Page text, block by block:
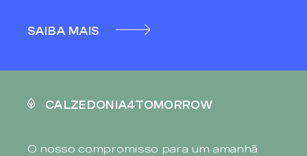
SAIBA MAIS
CALZEDONIA4TOMORROW
O nosso compromisso para um amanhã